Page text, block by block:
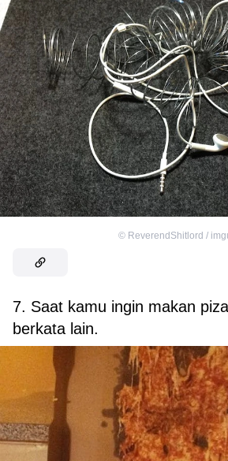
© ReverendShitlord /
7. Saat kamu ingin makan
berkata lain.